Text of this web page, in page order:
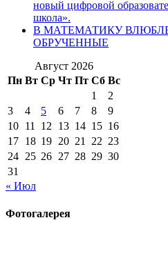
новый цифровой
школа».
В МАТЕМАТИКУ
ОБРУЧЕННЫЕ
Август 2026
Пн Вт Ср Чт Пт Сб Вс
1
2
3
4 5 6 7 8
9
10 11 12 13 14 15 16
17 18 19 20 21 22 23
24 25 26 27 28 29 30
31
« Июл
Фотогалерея